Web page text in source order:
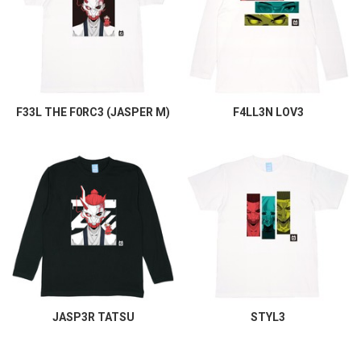
F33L THE F0RC3 (JASPER M) F4LL3N LOV3
JASP3R TATSU STYL3